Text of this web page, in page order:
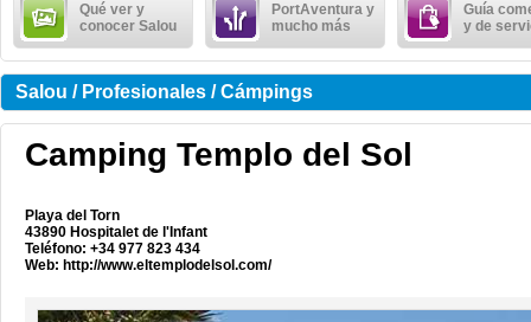
Qué ver y
conocer Salou
PortAventura y
mucho más
Guía
y de
Salou / Profesionales / Cámpings
Camping Templo del Sol
Playa del Torn
43890 Hospitalet de l'Infant
Teléfono: +34 977 823 434
Web: http://www.eltemplodelsol.com/